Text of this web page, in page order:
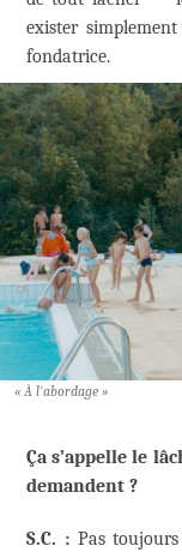
exister
fondatrice.
« À l’abordage »
Ça s’appelle le
demandent ?
S.C. :Pas toujours